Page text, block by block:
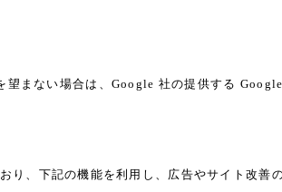
まない場合は、Google 社の提供する
り、下記の機能を利用し、広告やサイト改